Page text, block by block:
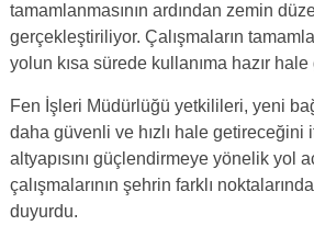
tamamlanmasının ardından zemin
gerçekleştiriliyor. Çalışmaların
yolun kısa sürede kullanıma hazır
Fen İşleri Müdürlüğü yetkilileri, yeni
daha güvenli ve hızlı hale getireceğini
altyapısını güçlendirmeye yönelik yol
çalışmalarının şehrin farklı
duyurdu.